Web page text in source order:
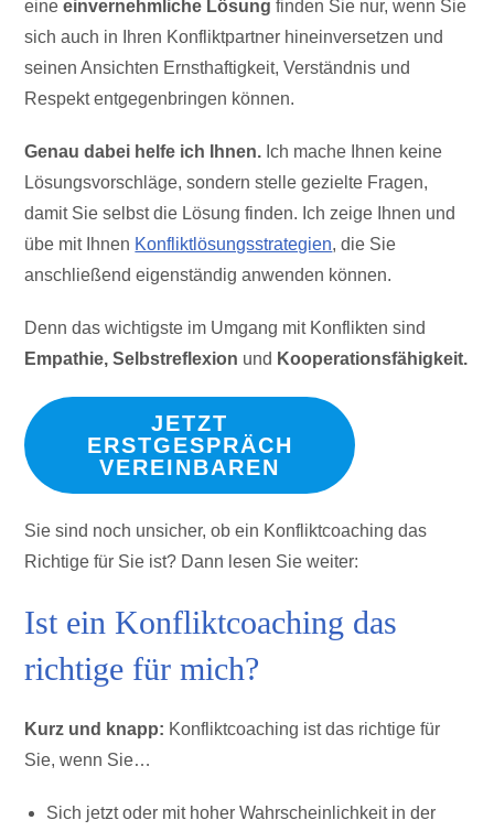
eineeinvernehmliche Lösung finden Sie nur, wenn Sie
sich auch in Ihren Konfliktpartner hineinversetzen und
seinen Ansichten Ernsthaftigkeit, Verständnis und
Respekt entgegenbringen können.
Genau dabei helfe ich Ihnen. Ich mache Ihnen keine
Lösungsvorschläge, sondern stelle gezielte Fragen,
damit Sie selbst die Lösung finden. Ich zeige Ihnen und
übe mit Ihnen Konfliktlösungsstrategien, die Sie
anschließend eigenständig anwenden können.
Denn das wichtigste im Umgang mit Konflikten sind
Empathie, Selbstreflexion und Kooperationsfähigkeit.
JETZT
ERSTGESPRÄCH
VEREINBAREN
Sie sind noch unsicher, ob ein Konfliktcoaching das
Richtige für Sie ist? Dann lesen Sie weiter:
Ist ein Konfliktcoaching das
richtige für mich?
Kurz und knapp: Konfliktcoaching ist das richtige für
Sie, wenn Sie…
Sich jetzt oder mit hoher Wahrscheinlichkeit in der